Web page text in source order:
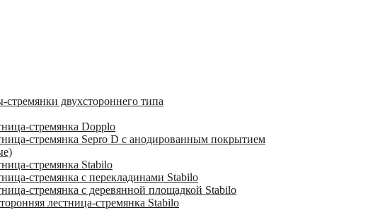
стремянки двухстороннего типа
стремянка Dopplo
стремянка Sepro D с анодированным покрытием
стремянка Stabilo
стремянка с перекладинами Stabilo
стремянка с деревянной площадкой Stabilo
лестница-стремянка Stabilo